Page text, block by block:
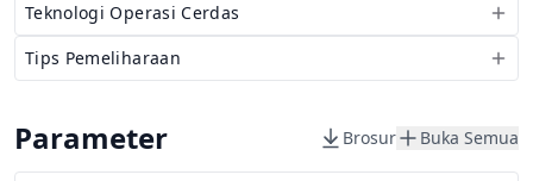
Teknologi Operasi Cerdas
Tips Pemeliharaan
Parameter Brosur Buka Semua